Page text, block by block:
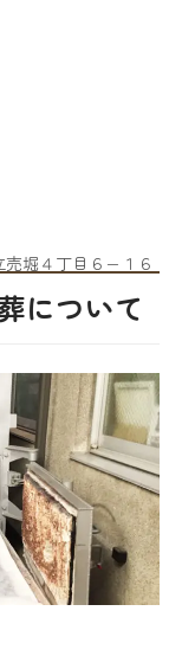
売堀４丁目６−１６
について